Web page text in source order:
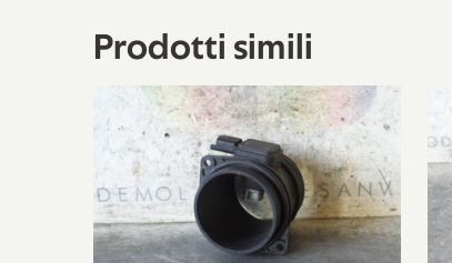
Renault Master III Pianale Piatto/Telaio
Renault Master III Furgonato
Renault Master III Furgonato
Prodotti simili